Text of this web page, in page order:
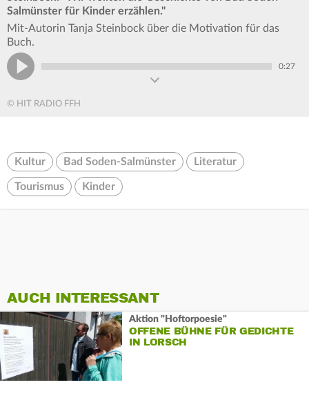
Salmünster für Kinder erzählen."
Mit-Autorin Tanja Steinbock über die Motivation für das
Buch.
0:27
© HIT RADIO FFH
Kultur Bad Soden-Salmünster Literatur
Tourismus Kinder
AUCH INTERESSANT
Aktion "Hoftorpoesie"
OFFENE BÜHNE FÜR GEDICHTE
IN LORSCH